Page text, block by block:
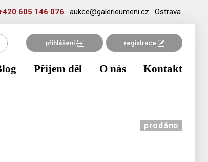
605 146 076 · aukce@galerieumeni.cz · Ostrava
přihlášení registrace
Příjem děl O nás Kontakt
prodáno